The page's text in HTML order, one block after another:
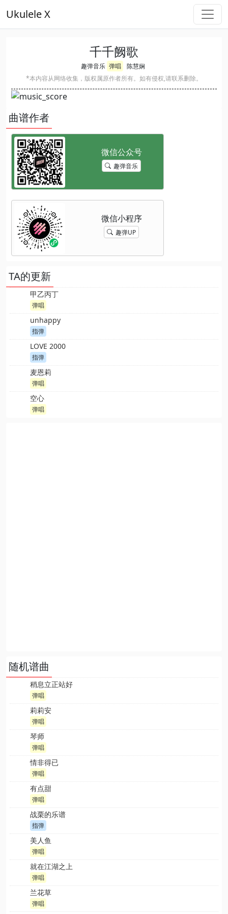
Ukulele X
千千阙歌
趣弹音乐 弹唱
陈慧娴
*本内容从网络收集，版权属原作者所有。如有侵权,请联系删除。
曲谱作者
趣弹音乐
趣弹UP
TA的更新
甲乙丙丁
弹唱
unhappy
指弹
LOVE 2000
指弹
麦恩莉
弹唱
空心
弹唱
随机谱曲
稍息立正站好
弹唱
莉莉安
弹唱
琴师
弹唱
情非得已
弹唱
有点甜
弹唱
战栗的乐谱
指弹
美人鱼
弹唱
就在江湖之上
弹唱
兰花草
弹唱